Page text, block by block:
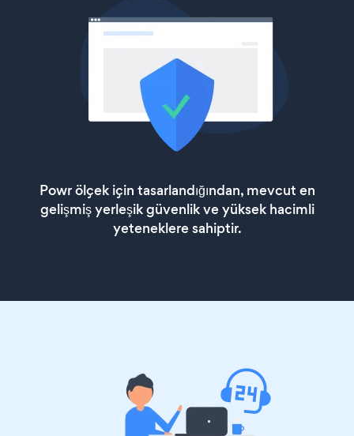
Powr ölçek için tasarlandığından, mevcut en
gelişmiş yerleşik güvenlik ve yüksek hacimli
yeteneklere sahiptir.